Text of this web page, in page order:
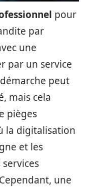
pour
par
une
par un service
peut
mais cela
pièges
la digitalisation
et les
une